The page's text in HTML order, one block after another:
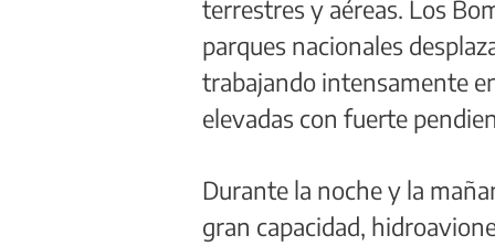
terrestres y aéreas. Los
parques nacionales
trabajando intensamente
elevadas con fuerte
Durante la noche y la
gran capacidad,